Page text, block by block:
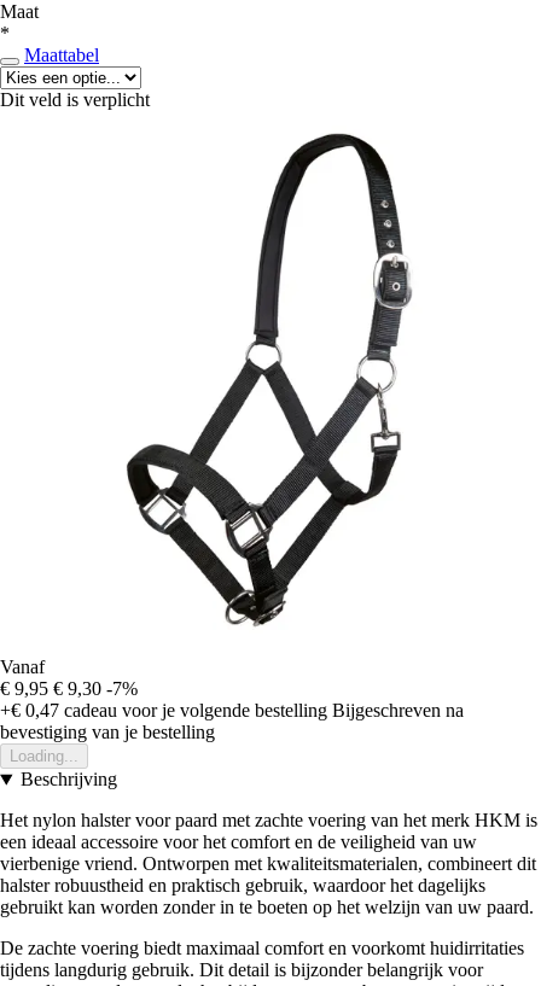
Maat
*
Maattabel
Dit veld is verplicht
Vanaf
€ 9,95 € 9,30 -7%
+€ 0,47 cadeau voor je volgende bestelling Bijgeschreven na
bevestiging van je bestelling
Loading...
Beschrijving
Het nylon halster voor paard met zachte voering van het merk HKM is
een ideaal accessoire voor het comfort en de veiligheid van uw
vierbenige vriend. Ontworpen met kwaliteitsmaterialen, combineert dit
halster robuustheid en praktisch gebruik, waardoor het dagelijks
gebruikt kan worden zonder in te boeten op het welzijn van uw paard.
De zachte voering biedt maximaal comfort en voorkomt huidirritaties
tijdens langdurig gebruik. Dit detail is bijzonder belangrijk voor